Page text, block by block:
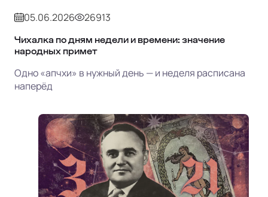
05.06.2026 26913
Чихалка по дням недели и времени: значение
народных примет
Одно «апчхи» в нужный день — и неделя расписана
наперёд